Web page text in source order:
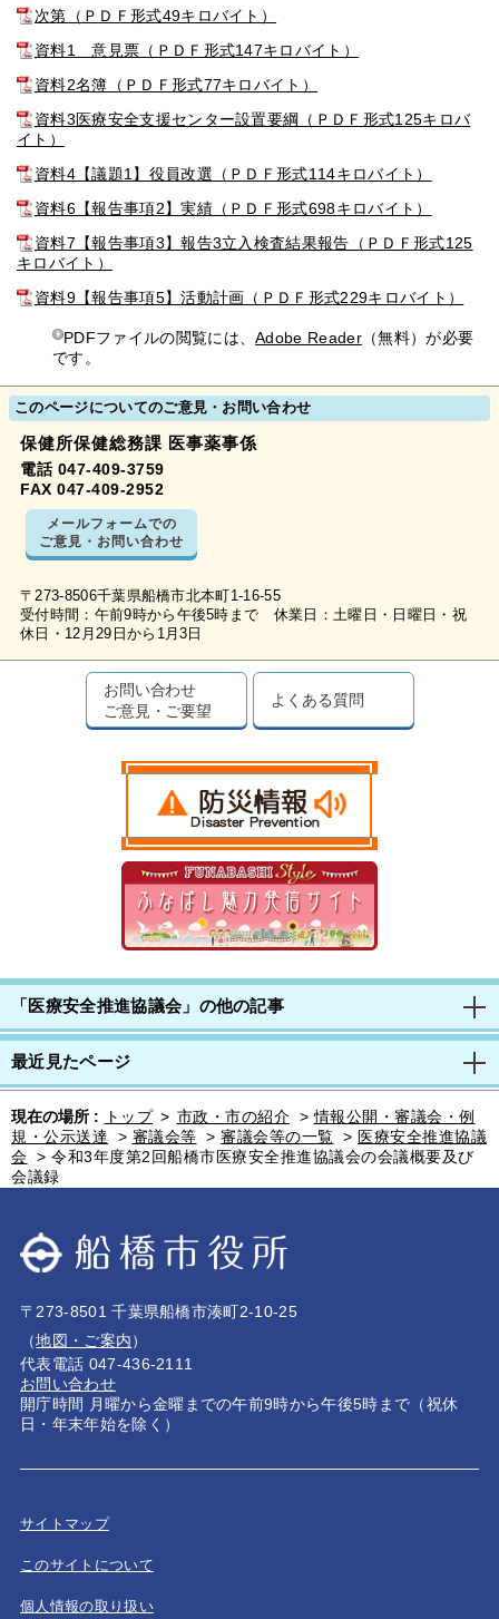
次第（ＰＤＦ形式49キロバイト）
資料1 意見票（ＰＤＦ形式147キロバイト）
資料2名簿（ＰＤＦ形式77キロバイト）
資料3医療安全支援センター設置要綱（ＰＤＦ形式125キロバ
イト）
資料4【議題1】役員改選（ＰＤＦ形式114キロバイト）
資料6【報告事項2】実績（ＰＤＦ形式698キロバイト）
資料7【報告事項3】報告3立入検査結果報告（ＰＤＦ形式125
キロバイト）
資料9【報告事項5】活動計画（ＰＤＦ形式229キロバイト）
PDFファイルの閲覧には、Adobe Reader （無料）が必要
です。
このページについてのご意見・お問い合わせ
保健所保健総務課 医事薬事係
電話 047-409-3759
FAX 047-409-2952
メールフォームでの
ご意見・お問い合わせ
〒273-8506千葉県船橋市北本町1-16-55
受付時間：午前9時から午後5時まで 休業日：土曜日・日曜日・祝
休日・12月29日から1月3日
お問い合わせ
ご意見・ご要望
よくある質問
「医療安全推進協議会」の他の記事
最近見たページ
現在の場所 : トップ > 市政・市の紹介 >情報公開・審議会・例
規・公示送達
> 審議会等 > 審議会等の一覧 > 医療安全推進協議
会 > 令和3年度第2回船橋市医療安全推進協議会の会議概要及び
会議録
〒273-8501 千葉県船橋市湊町2-10-25
（地図・ご案内）
代表電話 047-436-2111
お問い合わせ
開庁時間 月曜から金曜までの午前9時から午後5時まで（祝休
日・年末年始を除く）
サイトマップ
このサイトについて
個人情報の取り扱い